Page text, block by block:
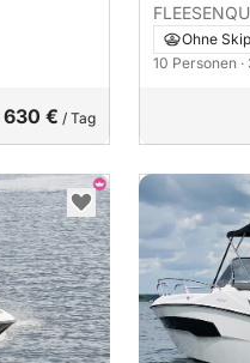
630 € / Tag
Ohne
10 Personen